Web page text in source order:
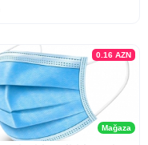
Mağaza
0.16 AZN